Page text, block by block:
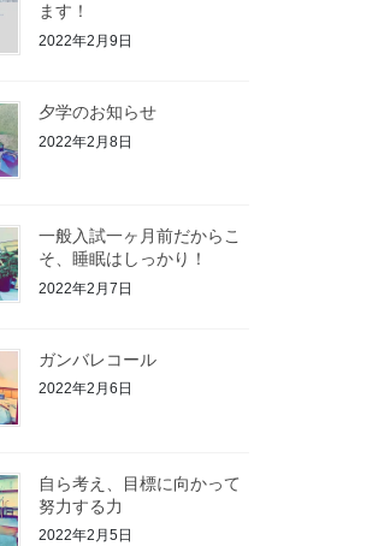
ます！
2022年2月9日
夕学のお知らせ
2022年2月8日
一般入試一ヶ月前だからこ
そ、睡眠はしっかり！
2022年2月7日
ガンバレコール
2022年2月6日
自ら考え、目標に向かって
努力する力
2022年2月5日